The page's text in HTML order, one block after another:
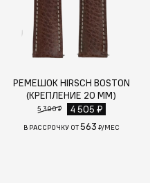
РЕМЕШОК HIRSCH BOSTON
(КРЕПЛЕНИЕ 20 ММ)
5 300 ₽ 4 505 ₽
В РАССРОЧКУ ОТ563 ₽/МЕС